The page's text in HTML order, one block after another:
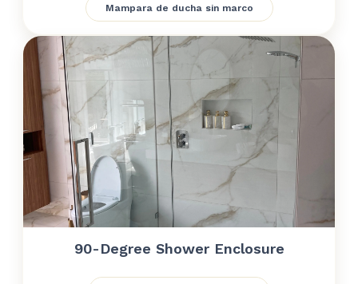
Mampara de ducha sin marco
90-Degree Shower Enclosure